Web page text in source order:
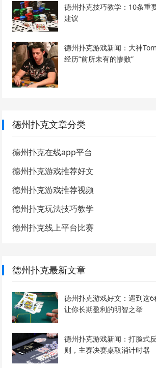
德州扑克技巧教学：10条重
建议
德州扑克游戏新闻：大神
经历“前所未有的惨败”
德州扑克文章分类
德州扑克在线app平台
德州扑克游戏推荐好文
德州扑克游戏推荐视频
德州扑克玩法技巧教学
德州扑克线上平台比赛
德州扑克最新文章
德州扑克游戏好文：遇到这
让你长期盈利的明智之举
德州扑克游戏新闻：打脸式
则，主赛决赛桌取消计时器